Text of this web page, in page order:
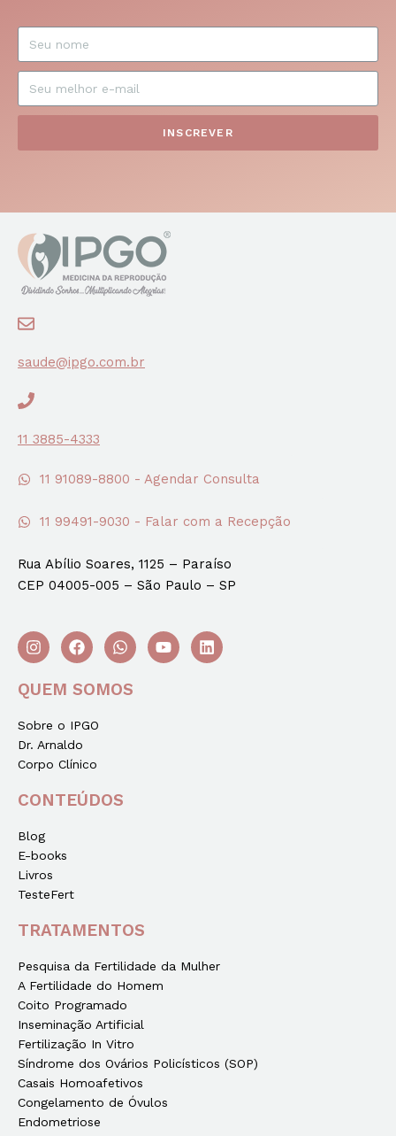
INSCREVER
saude@ipgo.com.br
11 3885-4333
11 91089-8800 - Agendar Consulta
11 99491-9030 - Falar com a Recepção
Rua Abílio Soares, 1125 – Paraíso
CEP 04005-005 – São Paulo – SP
QUEM SOMOS
Sobre o IPGO
Dr. Arnaldo
Corpo Clínico
CONTEÚDOS
Blog
E-books
Livros
TesteFert
TRATAMENTOS
Pesquisa da Fertilidade da Mulher
A Fertilidade do Homem
Coito Programado
Inseminação Artificial
Fertilização In Vitro
Síndrome dos Ovários Policísticos (SOP)
Casais Homoafetivos
Congelamento de Óvulos
Endometriose